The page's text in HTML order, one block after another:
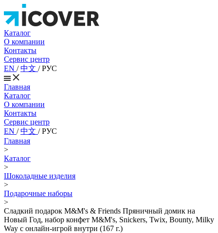
Каталог
О компании
Контакты
Сервис центр
EN /中文 /РУС
Главная
Каталог
О компании
Контакты
Сервис центр
EN /中文 /РУС
Главная
>
Каталог
>
Шоколадные изделия
>
Подарочные наборы
>
Сладкий подарок M&M's & Friends Пряничный домик на
Новый Год, набор конфет M&M's, Snickers, Twix, Bounty, Milky
Way с онлайн-игрой внутри (167 г.)